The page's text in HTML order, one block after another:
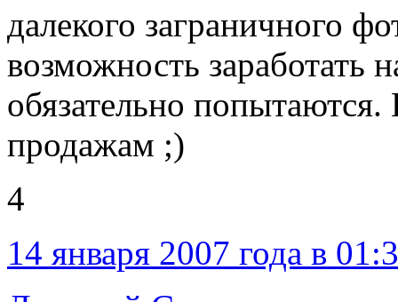
далекого заграничного
возможность заработать
обязательно
продажам ;)
4
14 января 2007 года в